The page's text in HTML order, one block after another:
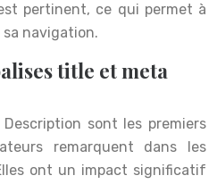
pertinent, ce qui permet à
navigation.
title et meta
sont les premiers
remarquent dans les
ont un impact significatif